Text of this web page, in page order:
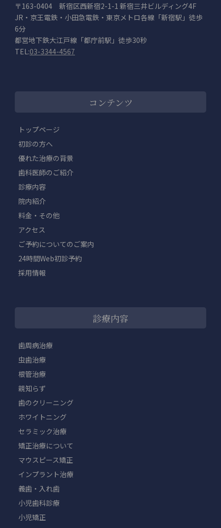
〒163-0404 新宿区西新宿2-1-1 新宿三井ビルディング4F
JR・京王電鉄・小田急電鉄・東京メトロ各線「新宿駅」徒歩
6分
都営地下鉄大江戸線「都庁前駅」徒歩30秒
TEL:03-3344-4567
コンテンツ
トップページ
初診の方へ
優れた治療の背景
歯科医師のご紹介
診療内容
院内紹介
料金・その他
アクセス
ご予約についてのご案内
24時間Web初診予約
採用情報
診療内容
歯周病治療
虫歯治療
根管治療
親知らず
歯のクリーニング
ホワイトニング
セラミック治療
矯正治療について
マウスピース矯正
インプラント治療
義歯・入れ歯
小児歯科診療
小児矯正